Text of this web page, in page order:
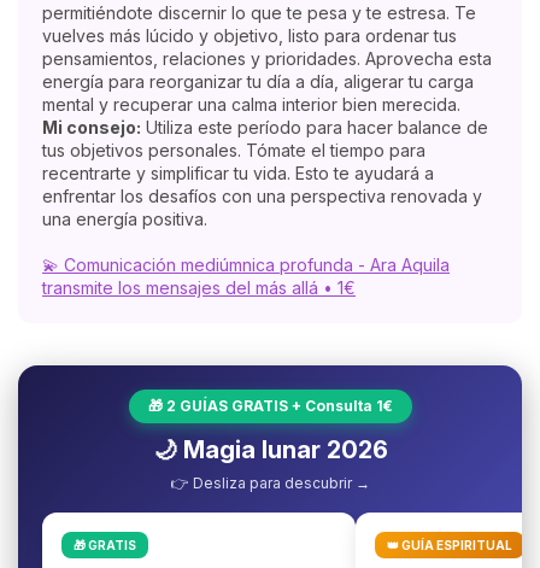
permitiéndote discernir lo que te pesa y te estresa. Te
vuelves más lúcido y objetivo, listo para ordenar tus
pensamientos, relaciones y prioridades. Aprovecha esta
energía para reorganizar tu día a día, aligerar tu carga
mental y recuperar una calma interior bien merecida.
Mi consejo: Utiliza este período para hacer balance de
tus objetivos personales. Tómate el tiempo para
recentrarte y simplificar tu vida. Esto te ayudará a
enfrentar los desafíos con una perspectiva renovada y
una energía positiva.
💫 Comunicación mediúmnica profunda - Ara Aquila
transmite los mensajes del más allá • 1€
🎁 2 GUÍAS GRATIS + Consulta 1€
🌙 Magia lunar 2026
👉 Desliza para descubrir →
🎁 GRATIS 👑 GUÍA ESPIRITUAL